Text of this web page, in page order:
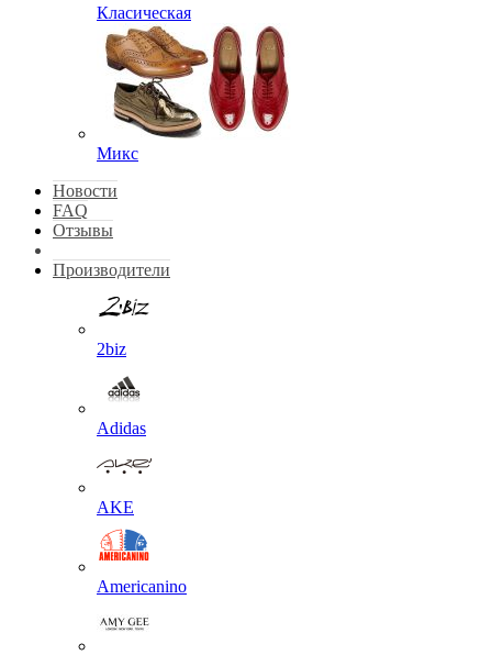
Класическая
Микс
Новости
FAQ
Отзывы
Производители
2biz
Adidas
AKE
Americanino